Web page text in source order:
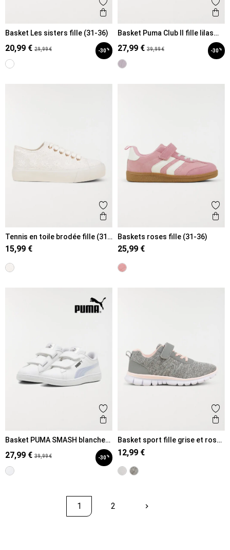
Ajouter aux favoris
Aperçu rapide
Basket Les sisters fille (31-36)
20,99 € 29,99 € -30%
Basket Puma Club II fille lilas
27,99 € 39,99 € -30%
Ajouter aux favoris
Aperçu rapide
Tennis en toile brodée fille (31-
36)
15,99 €
Baskets roses fille (31-36)
25,99 €
Ajouter aux favoris
Aperçu rapide
Basket PUMA SMASH blanche
27,99 € 39,99 € -30%
Basket sport fille grise et rose
(31-35)
12,99 €
1 2 keyboard_arrow_rightSuivant